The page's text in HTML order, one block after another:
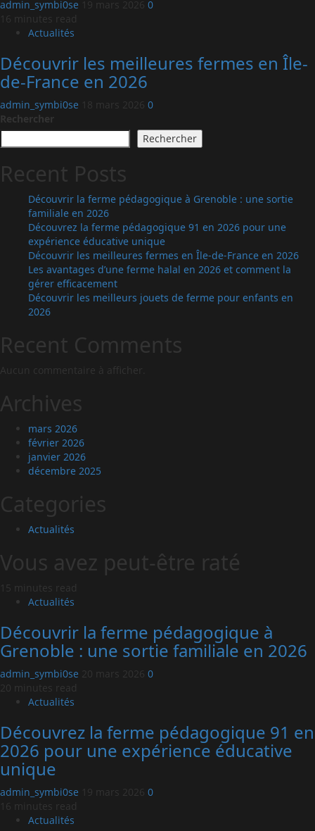
admin_symbi0se 19 mars 2026 0
16 minutes read
Actualités
Découvrir les meilleures fermes en Île-
de-France en 2026
admin_symbi0se 18 mars 2026 0
Rechercher
Rechercher
Recent Posts
Découvrir la ferme pédagogique à Grenoble : une sortie
familiale en 2026
Découvrez la ferme pédagogique 91 en 2026 pour une
expérience éducative unique
Découvrir les meilleures fermes en Île-de-France en 2026
Les avantages d’une ferme halal en 2026 et comment la
gérer efficacement
Découvrir les meilleurs jouets de ferme pour enfants en
2026
Recent Comments
Aucun commentaire à afficher.
Archives
mars 2026
février 2026
janvier 2026
décembre 2025
Categories
Actualités
Vous avez peut-être raté
15 minutes read
Actualités
Découvrir la ferme pédagogique à
Grenoble : une sortie familiale en 2026
admin_symbi0se 20 mars 2026 0
20 minutes read
Actualités
Découvrez la ferme pédagogique 91 en
2026 pour une expérience éducative
unique
admin_symbi0se 19 mars 2026 0
16 minutes read
Actualités